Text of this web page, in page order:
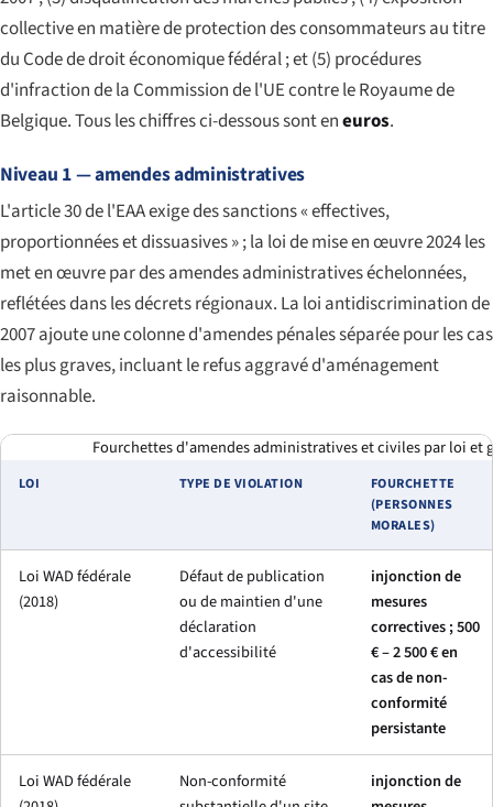
collective en matière de protection des consommateurs au titre
du Code de droit économique fédéral ; et (5) procédures
d'infraction de la Commission de l'UE contre le Royaume de
Belgique. Tous les chiffres ci-dessous sont eneuros.
Niveau 1 — amendes administratives
L'article 30 de l'EAA exige des sanctions « effectives,
proportionnées et dissuasives » ; la loi de mise en œuvre 2024 les
met en œuvre par des amendes administratives échelonnées,
reflétées dans les décrets régionaux. La loi antidiscrimination de
2007 ajoute une colonne d'amendes pénales séparée pour les cas
les plus graves, incluant le refus aggravé d'aménagement
raisonnable.
Fourchettes d'amendes administratives et civiles par loi et
LOI TYPE DE VIOLATION
FOURCHETTE
(PERSONNES
MORALES)
Loi WAD fédérale
(2018)
Défaut de publication
ou de maintien d'une
déclaration
d'accessibilité
injonction de
mesures
correctives ; 500
€ – 2 500 € en
cas de non-
conformité
persistante
Loi WAD fédérale
Non-conformité
injonction de